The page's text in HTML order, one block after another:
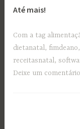
Até mais!
Com a tag
dietanatal, fimdeano,
receitasnatal,
Deixe um comentário